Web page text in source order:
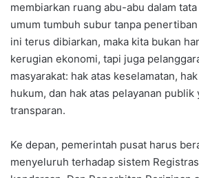
membiarkan ruang abu-abu dalam
umum tumbuh subur tanpa
ini terus dibiarkan, maka kita bukan
kerugian ekonomi, tapi juga
masyarakat: hak atas keselamatan,
hukum, dan hak atas pelayanan publik
transparan.
Ke depan, pemerintah pusat harus
menyeluruh terhadap sistem